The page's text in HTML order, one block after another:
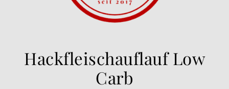
Hackfleischauflauf Low
Carb